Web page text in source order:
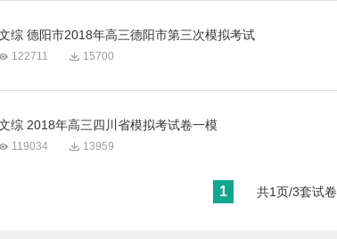
综 德阳市2018年高三德阳市第三次模拟考试
122711 15700
综 2018年高三四川省模拟考试卷一模
119034 13959
1 共1页/3套试卷